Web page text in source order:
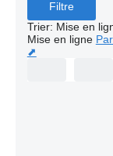
Filtre
Trier: Mise en
Mise en ligne
⬈